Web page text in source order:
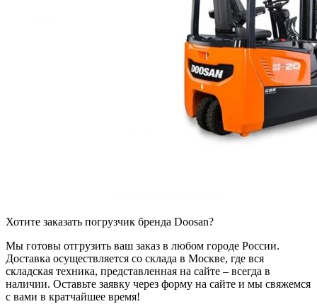
Хотите заказать погрузчик бренда Doosan?
Мы готовы отгрузить ваш заказ в любом городе России.
Доставка осуществляется со склада в Москве, где вся
складская техника, представленная на сайте – всегда в
наличии. Оставьте заявку через форму на сайте и мы свяжемся
с вами в кратчайшее время!